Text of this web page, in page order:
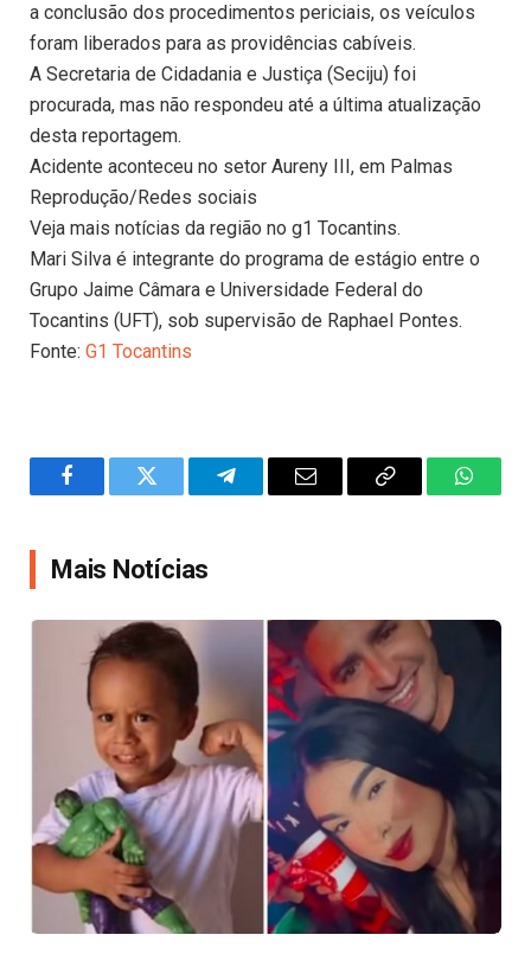
a conclusão dos procedimentos periciais, os veículos
foram liberados para as providências cabíveis.
A Secretaria de Cidadania e Justiça (Seciju) foi
procurada, mas não respondeu até a última atualização
desta reportagem.
Acidente aconteceu no setor Aureny III, em Palmas
Reprodução/Redes sociais
Veja mais notícias da região no g1 Tocantins.
Mari Silva é integrante do programa de estágio entre o
Grupo Jaime Câmara e Universidade Federal do
Tocantins (UFT), sob supervisão de Raphael Pontes.
Fonte: G1 Tocantins
FacebookTwitter TelegramEmail
Copy
Mais Notícias